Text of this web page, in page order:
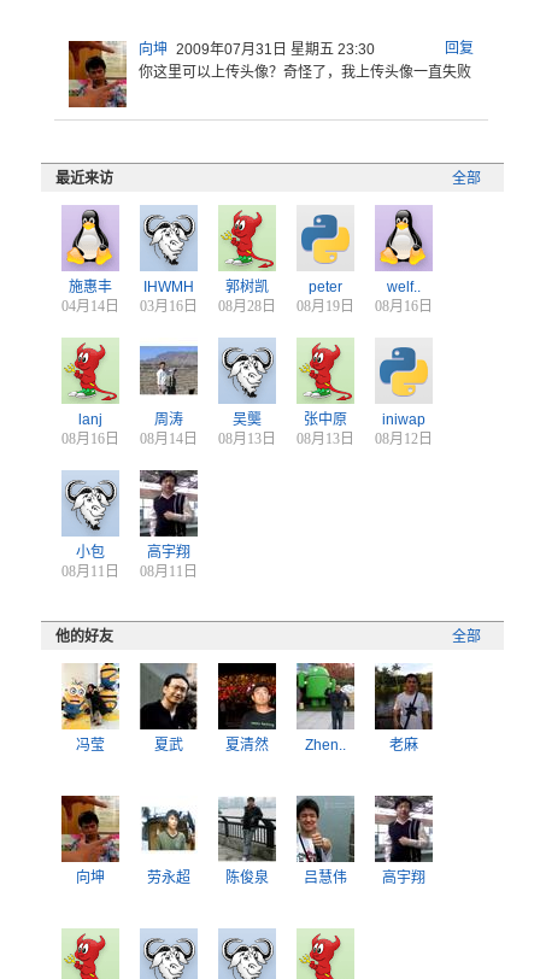
回复
向坤 2009年07月31日 星期五 23:30
你这里可以上传头像？ 奇怪了，我上传头像一直失败
全部
最近来访
施惠丰
04月14日
IHWMH
03月16日
郭树凯
08月28日
peter
08月19日
welf..
08月16日
lanj
08月16日
周涛
08月14日
吴龑
08月13日
张中原
08月13日
iniwap
08月12日
小包
08月11日
高宇翔
08月11日
全部
他的好友
冯莹 夏武 夏清然 Zhen.. 老麻
向坤 劳永超 陈俊泉 吕慧伟 高宇翔